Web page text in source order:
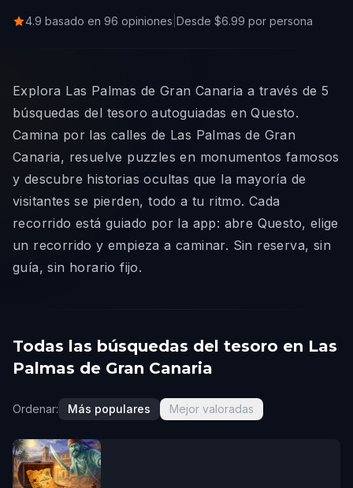
4.9 basado en 96 opiniones Desde $6.99 por persona
Explora Las Palmas de Gran Canaria a través de 5
búsquedas del tesoro autoguiadas en Questo.
Camina por las calles de Las Palmas de Gran
Canaria, resuelve puzzles en monumentos famosos
y descubre historias ocultas que la mayoría de
visitantes se pierden, todo a tu ritmo. Cada
recorrido está guiado por la app: abre Questo, elige
un recorrido y empieza a caminar. Sin reserva, sin
guía, sin horario fijo.
Todas las búsquedas del tesoro en Las
Palmas de Gran Canaria
Ordenar: Más populares Mejor valoradas